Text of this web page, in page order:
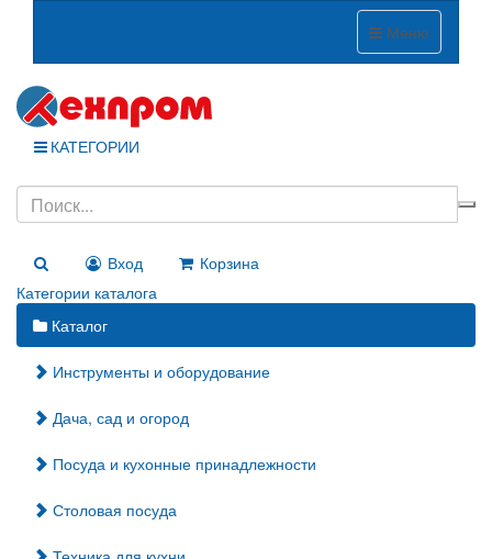
Меню
КАТЕГОРИИ
Вход
Корзина
Категории каталога
Каталог
Инструменты и оборудование
Дача, сад и огород
Посуда и кухонные принадлежности
Столовая посуда